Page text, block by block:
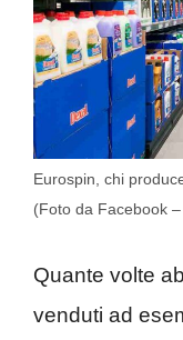
Eurospin, chi
(Foto da Facebook
Quante volte
venduti ad